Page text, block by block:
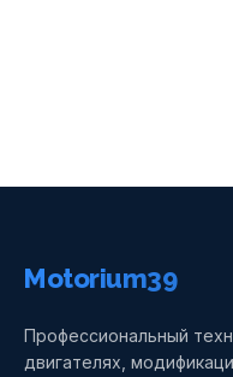
Motorium39
Профессиональный
двигателях,